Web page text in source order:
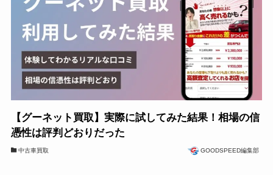
【グーネット買取】実際に試してみた結果！相場の信
憑性は評判どおりだった
中古車買取 GOODSPEED編集部